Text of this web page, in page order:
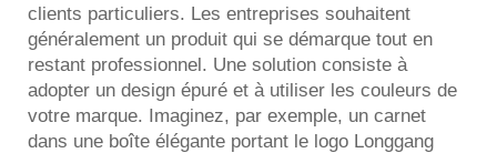
clients particuliers. Les entreprises souhaitent
généralement un produit qui se démarque tout en
restant professionnel. Une solution consiste à
adopter un design épuré et à utiliser les couleurs de
votre marque. Imaginez, par exemple, un carnet
dans une boîte élégante portant le logo Longgang